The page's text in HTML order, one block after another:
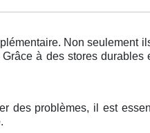
Non seulement
à des stores durables
des problèmes, il est
.